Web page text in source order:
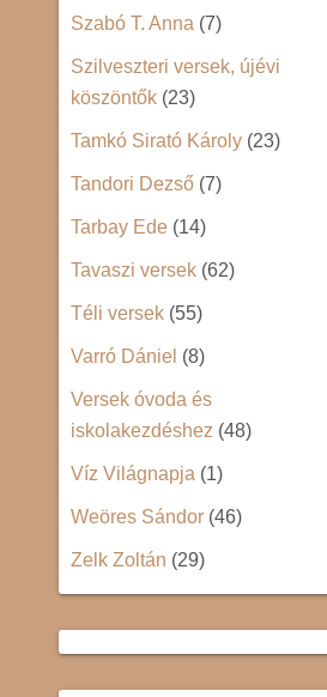
Szabó T. Anna (7)
Szilveszteri versek, újévi
köszöntők (23)
Tamkó Sirató Károly (23)
Tandori Dezső (7)
Tarbay Ede (14)
Tavaszi versek (62)
Téli versek (55)
Varró Dániel (8)
Versek óvoda és
iskolakezdéshez (48)
Víz Világnapja (1)
Weöres Sándor (46)
Zelk Zoltán (29)